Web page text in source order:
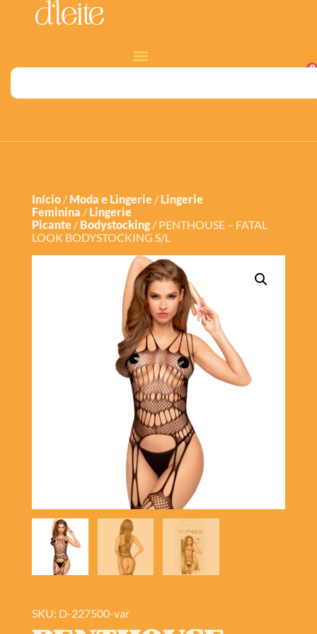
0
Início/ Moda e Lingerie/ Lingerie
Feminina / Lingerie
Picante/ Bodystocking/ PENTHOUSE – FATAL
LOOK BODYSTOCKING S/L
SKU: D-227500-var